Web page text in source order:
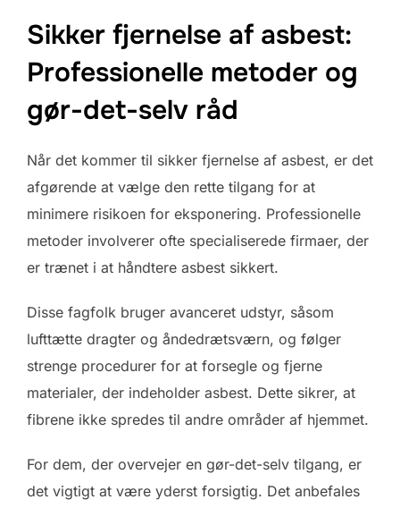
Sikker fjernelse af asbest:
Professionelle metoder og
gør-det-selv råd
Når det kommer til sikker fjernelse af asbest, er det
afgørende at vælge den rette tilgang for at
minimere risikoen for eksponering. Professionelle
metoder involverer ofte specialiserede firmaer, der
er trænet i at håndtere asbest sikkert.
Disse fagfolk bruger avanceret udstyr, såsom
lufttætte dragter og åndedrætsværn, og følger
strenge procedurer for at forsegle og fjerne
materialer, der indeholder asbest. Dette sikrer, at
fibrene ikke spredes til andre områder af hjemmet.
For dem, der overvejer en gør-det-selv tilgang, er
det vigtigt at være yderst forsigtig. Det anbefales